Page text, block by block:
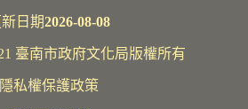
新日期2026-08-08
臺南市政府文化局版權所有
隱私權保護政策